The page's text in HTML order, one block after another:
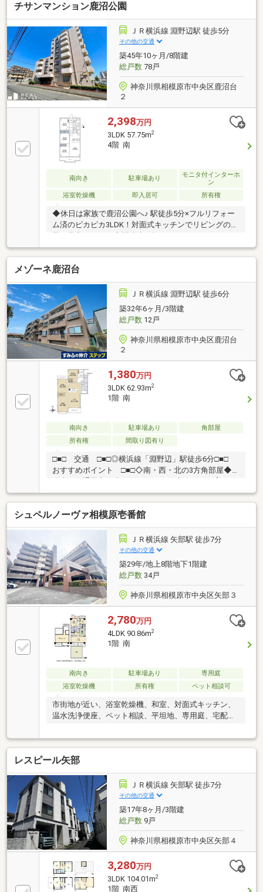
チサンマンション鹿沼公園
ＪＲ横浜線 淵野辺駅 徒歩5分
その他の交通
築45年10ヶ月/8階建
総戸数78戸
神奈川県相模原市中央区鹿沼台
２
2,398万円
3LDK 57.75m2
4階 南
南向き 駐車場あり
モニタ付インターホ
ン
浴室乾燥機
即入居可 所有権
◆休日は家族で鹿沼公園へ♪ 駅徒歩5分×フルリフォー
ム済のピカピカ3LDK！対面式キッチンでリビングの様
子を見守れます。◆駅徒歩5分、スーパー・コンビ
ニ・ドラッグストアがすべて徒歩3分圏内！忙しい毎
日の時間を生み出す、利便性に優れたフルリノベレジ
デンス。◆2026年7月リノベーション完了】食洗機・
浴室乾燥機・高機能トイレ完備。南面バルコニーで陽
当り良好！すぐにご入居いただけるピカピカの住空間
です。」◎駐車場：空無し・11000～15000円/月◎自
転車置き場：空有・200～250円/月◎バイク置き場：
空有400～500円/月現在空室につきすぐにご覧になれ
ます。
メゾーネ鹿沼台
ＪＲ横浜線 淵野辺駅 徒歩6分
築32年6ヶ月/3階建
総戸数12戸
神奈川県相模原市中央区鹿沼台
２
1,380万円
3LDK 62.93m2
1階 南
南向き 駐車場あり
角部屋
所有権
間取り図有り
□■□ 交通 □■□◎横浜線「淵野辺」駅徒歩6分□■□
おすすめポイント □■□◇南・西・北の3方角部屋◆
（細則有）◇各居室に収納スペースあり◆徒歩1分の
距離にスーパーあり◇室内空室□■□ 物件概要
□■□◇専有面積：62.93㎡◆バルコニー面積：5.76㎡◇
間取り：3LDK ◆構造：鉄筋コンクリート造◇築年
シュペルノーヴァ相模原壱番館
ＪＲ横浜線 矢部駅 徒歩7分
その他の交通
築29年/地上8階地下1階建
総戸数34戸
神奈川県相模原市中央区矢部３
2,780万円
4LDK 90.86m2
1階 南
南向き 駐車場あり
専用庭
浴室乾燥機
所有権 ペット相談可
市街地が近い、浴室乾燥機、和室、対面式キッチン、
温水洗浄便座、ペット相談、平坦地、専用庭、宅配ボ
レスピール矢部
ＪＲ横浜線 矢部駅 徒歩7分
その他の交通
築17年8ヶ月/3階建
総戸数9戸
神奈川県相模原市中央区矢部４
3,280万円
3LDK 104.01m2
1階 南西